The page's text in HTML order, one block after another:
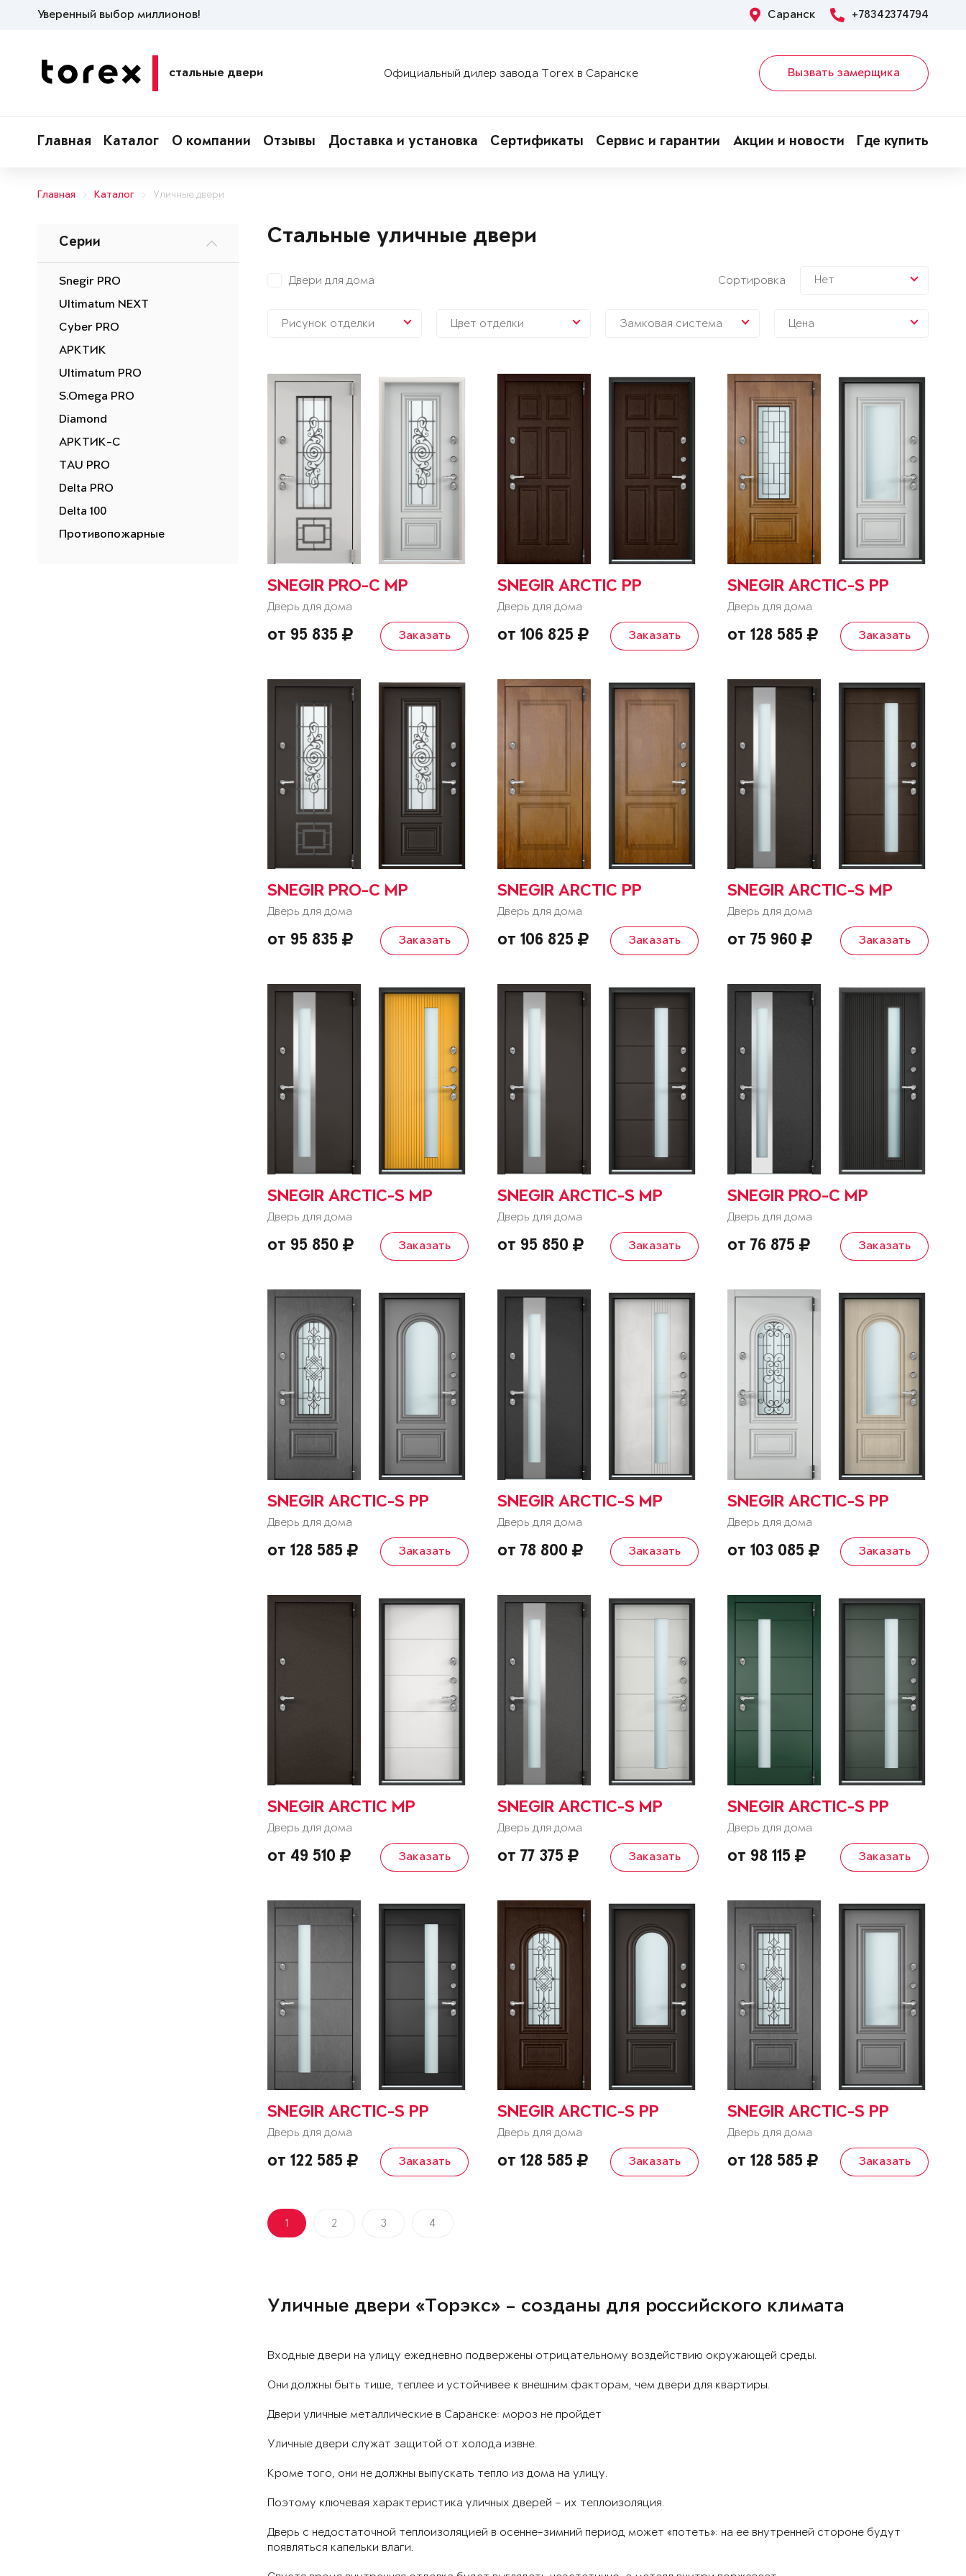
Уверенный выбор миллионов! Саранск +78342374794
стальные двери Официальный дилер завода Torex в Саранске Вызвать замерщика
Главная Каталог О компании Отзывы Доставка и установка Сертификаты Сервис и гарантии Акции и новости Где купить
Главная Каталог Уличные двери
Серии
Snegir PRO
Ultimatum NEXT
Cyber PRO
АРКТИК
Ultimatum PRO
S.Omega PRO
Diamond
АРКТИК-С
TAU PRO
Delta PRO
Delta 100
Противопожарные
Стальные уличные двери
Двери для дома Сортировка Нет
Рисунок отделки Цвет отделки Замковая система Цена
SNEGIR PRO-C MP
Дверь для дома
от 95 835 Заказать
SNEGIR ARCTIC PP
Дверь для дома
от 106 825 Заказать
SNEGIR ARCTIC-S PP
Дверь для дома
от 128 585 Заказать
SNEGIR PRO-C MP
Дверь для дома
от 95 835 Заказать
SNEGIR ARCTIC PP
Дверь для дома
от 106 825 Заказать
SNEGIR ARCTIC-S MP
Дверь для дома
от 75 960 Заказать
SNEGIR ARCTIC-S MP
Дверь для дома
от 95 850 Заказать
SNEGIR ARCTIC-S MP
Дверь для дома
от 95 850 Заказать
SNEGIR PRO-C MP
Дверь для дома
от 76 875 Заказать
SNEGIR ARCTIC-S PP
Дверь для дома
от 128 585 Заказать
SNEGIR ARCTIC-S MP
Дверь для дома
от 78 800 Заказать
SNEGIR ARCTIC-S PP
Дверь для дома
от 103 085 Заказать
SNEGIR ARCTIC MP
Дверь для дома
от 49 510 Заказать
SNEGIR ARCTIC-S MP
Дверь для дома
от 77 375 Заказать
SNEGIR ARCTIC-S PP
Дверь для дома
от 98 115 Заказать
SNEGIR ARCTIC-S PP
Дверь для дома
от 122 585 Заказать
SNEGIR ARCTIC-S PP
Дверь для дома
от 128 585 Заказать
SNEGIR ARCTIC-S PP
Дверь для дома
от 128 585 Заказать
1 2 3 4
Уличные двери «Торэкс» – созданы для российского климата
Входные двери на улицу ежедневно подвержены отрицательному воздействию окружающей среды.
Они должны быть тише, теплее и устойчивее к внешним факторам, чем двери для квартиры.
Двери уличные металлические в Саранске: мороз не пройдет
Уличные двери служат защитой от холода извне.
Кроме того, они не должны выпускать тепло из дома на улицу.
Поэтому ключевая характеристика уличных дверей – их теплоизоляция.
Дверь с недостаточной теплоизоляцией в осенне-зимний период может «потеть»: на ее внутренней стороне будут
появляться капельки влаги.